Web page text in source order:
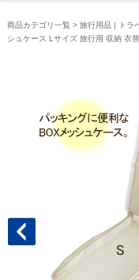
商品カテゴリ一覧 > 旅行用品 | トラ
シュケース Lサイズ 旅行用 収納 衣